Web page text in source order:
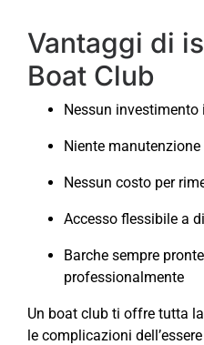
Vantaggi di
Boat Club
Nessun investimento
Niente
Nessun costo per
Accesso flessibile a
Barche sempre
professionalmente
Un boat club ti offre tutta
le complicazioni